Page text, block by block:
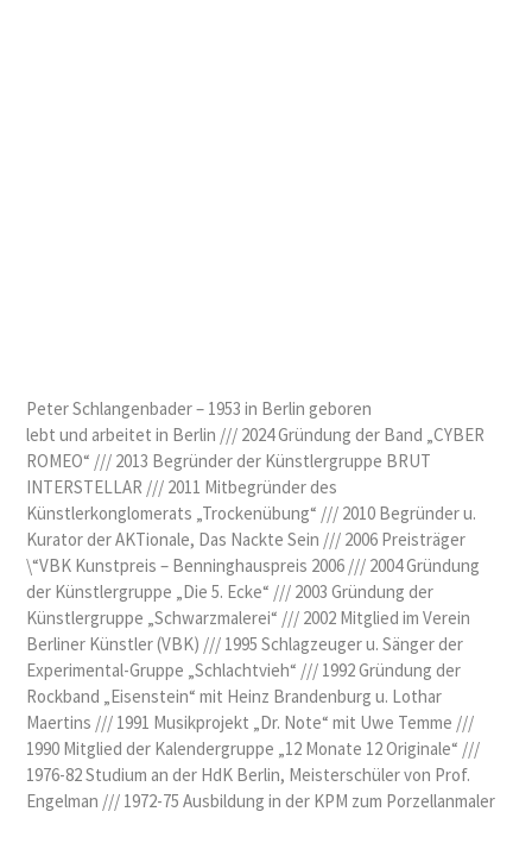
Peter Schlangenbader – 1953 in Berlin geboren
lebt und arbeitet in Berlin /// 2024 Gründung der Band „CYBER
ROMEO“ /// 2013 Begründer der Künstlergruppe BRUT
INTERSTELLAR /// 2011 Mitbegründer des
Künstlerkonglomerats „Trockenübung“ /// 2010 Begründer u.
Kurator der AKTionale, Das Nackte Sein /// 2006 Preisträger
\“VBK Kunstpreis – Benninghauspreis 2006 /// 2004 Gründung
der Künstlergruppe „Die 5. Ecke“ /// 2003 Gründung der
Künstlergruppe „Schwarzmalerei“ /// 2002 Mitglied im Verein
Berliner Künstler (VBK) /// 1995 Schlagzeuger u. Sänger der
Experimental-Gruppe „Schlachtvieh“ /// 1992 Gründung der
Rockband „Eisenstein“ mit Heinz Brandenburg u. Lothar
Maertins /// 1991 Musikprojekt „Dr. Note“ mit Uwe Temme ///
1990 Mitglied der Kalendergruppe „12 Monate 12 Originale“ ///
1976-82 Studium an der HdK Berlin, Meisterschüler von Prof.
Engelman /// 1972-75 Ausbildung in der KPM zum Porzellanmaler